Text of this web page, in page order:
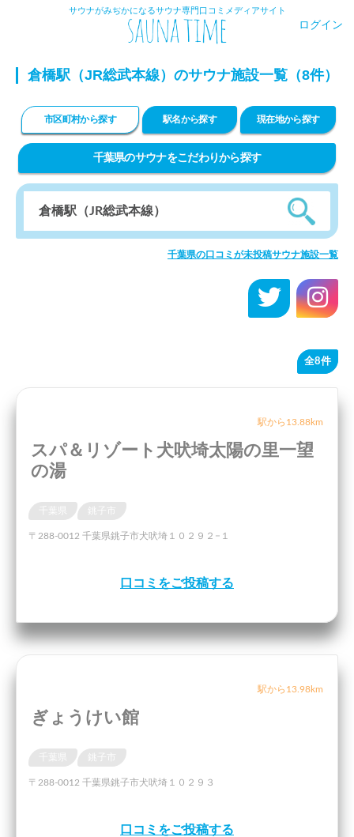
サウナがみぢかになるサウナ専門口コミメディアサイト
ログイン
倉橋駅（JR総武本線）のサウナ施設一覧（8件）
市区町村から探す 駅名から探す 現在地から探す
千葉県のサウナをこだわりから探す
千葉県の口コミが未投稿サウナ施設一覧
全8件
駅から13.88km
スパ＆リゾート犬吠埼太陽の里一望
の湯
千葉県 銚子市
〒288-0012 千葉県銚子市犬吠埼１０２９２−１
口コミをご投稿する
駅から13.98km
ぎょうけい館
千葉県 銚子市
〒288-0012 千葉県銚子市犬吠埼１０２９３
口コミをご投稿する